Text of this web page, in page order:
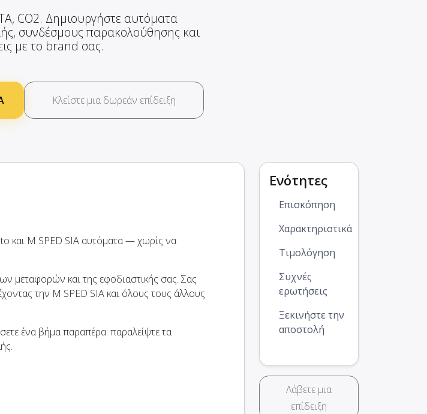
CO2. Δημιουργήστε αυτόματα
συνδέσμους παρακολούθησης και
με το brand σας.
Κλείστε μια δωρεάν επίδειξη
και M SPED SIA αυτόματα — χωρίς να
μεταφορών και της εφοδιαστικής σας. Σας
την M SPED SIA και όλους τους άλλους
ένα βήμα παραπέρα: παραλείψτε τα
Ενότητες
Επισκόπηση
Χαρακτηριστικά
Τιμολόγηση
Συχνές
ερωτήσεις
Ξεκινήστε την
αποστολή
Λάβετε μια
επίδειξη